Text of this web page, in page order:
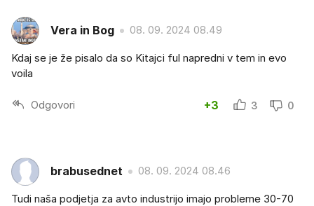
Vera in Bog 08. 09. 2024 08.49
Kdaj se je že pisalo da so Kitajci ful napredni v tem in evo
voila
Odgovori +3 3 0
brabusednet 08. 09. 2024 08.46
Tudi naša podjetja za avto industrijo imajo probleme 30-70